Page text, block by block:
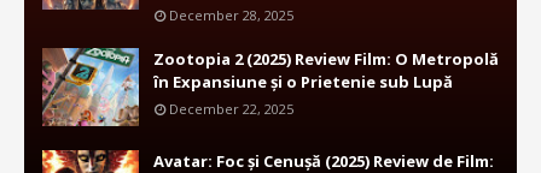
December 28, 2025
Zootopia 2 (2025) Review Film: O Metropolă
în Expansiune și o Prietenie sub Lupă
December 22, 2025
Avatar: Foc și Cenușă (2025) Review de Film: